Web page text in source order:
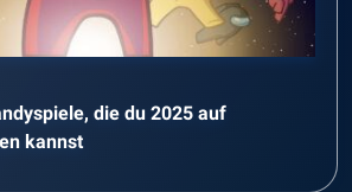
die du 2025 auf
kannst